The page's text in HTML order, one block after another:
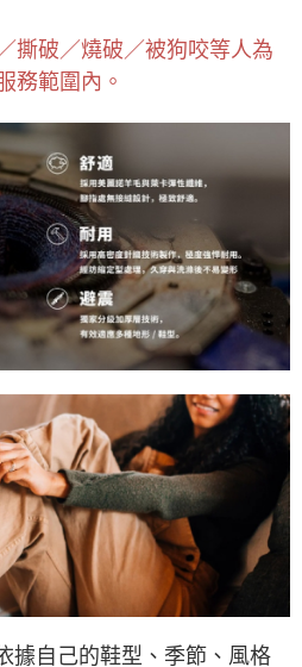
撕破／燒破／被狗咬等人為
務範圍內。
據自己的鞋型、季節、風格